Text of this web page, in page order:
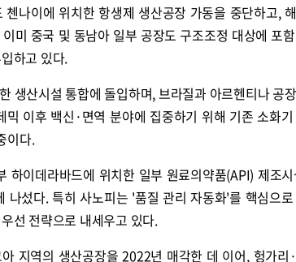
나이에 위치한 항생제 생산공장 가동을 중단하고,
미 중국 및 동남아 일부 공장도 구조조정 대상에 포
하고 있다.
생산시설 통합에 돌입하며, 브라질과 아르헨티나 공
이후 백신·면역 분야에 집중하기 위해 기존 소화
이다.
하이데라바드에 위치한 일부 원료의약품(API) 제조
나섰다. 특히 사노피는 '품질 관리 자동화'를 핵심으
선 전략으로 내세우고 있다.
지역의 생산공장을 2022년 매각한 데 이어, 헝가리